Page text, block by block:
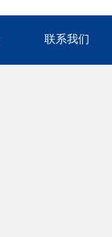
联系我们